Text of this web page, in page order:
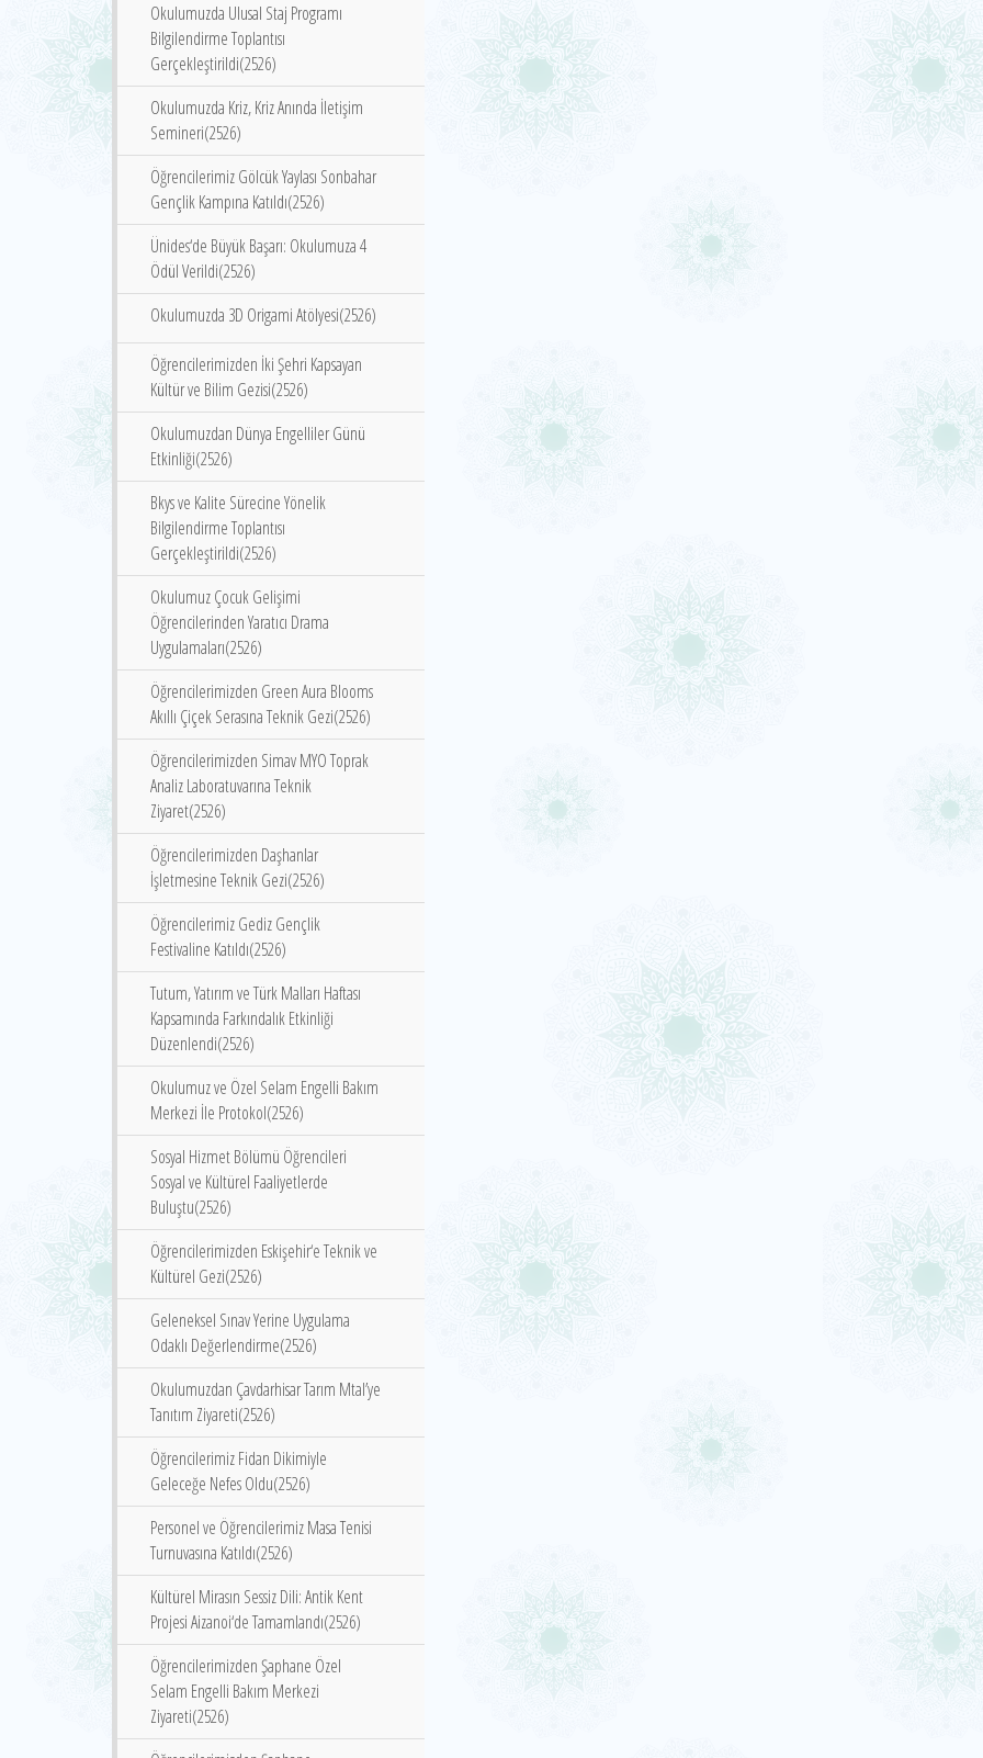
Okulumuzda Ulusal Staj Programı
Bilgilendirme Toplantısı
Gerçekleştirildi(2526)
Okulumuzda Kriz, Kriz Anında İletişim
Semineri(2526)
Öğrencilerimiz Gölcük Yaylası Sonbahar
Gençlik Kampına Katıldı(2526)
Ünides‘de Büyük Başarı: Okulumuza 4
Ödül Verildi(2526)
Okulumuzda 3D Origami Atölyesi(2526)
Öğrencilerimizden İki Şehri Kapsayan
Kültür ve Bilim Gezisi(2526)
Okulumuzdan Dünya Engelliler Günü
Etkinliği(2526)
Bkys ve Kalite Sürecine Yönelik
Bilgilendirme Toplantısı
Gerçekleştirildi(2526)
Okulumuz Çocuk Gelişimi
Öğrencilerinden Yaratıcı Drama
Uygulamaları(2526)
Öğrencilerimizden Green Aura Blooms
Akıllı Çiçek Serasına Teknik Gezi(2526)
Öğrencilerimizden Simav MYO Toprak
Analiz Laboratuvarına Teknik
Ziyaret(2526)
Öğrencilerimizden Daşhanlar
İşletmesine Teknik Gezi(2526)
Öğrencilerimiz Gediz Gençlik
Festivaline Katıldı(2526)
Tutum, Yatırım ve Türk Malları Haftası
Kapsamında Farkındalık Etkinliği
Düzenlendi(2526)
Okulumuz ve Özel Selam Engelli Bakım
Merkezi İle Protokol(2526)
Sosyal Hizmet Bölümü Öğrencileri
Sosyal ve Kültürel Faaliyetlerde
Buluştu(2526)
Öğrencilerimizden Eskişehir‘e Teknik ve
Kültürel Gezi(2526)
Geleneksel Sınav Yerine Uygulama
Odaklı Değerlendirme(2526)
Okulumuzdan Çavdarhisar Tarım Mtal’ye
Tanıtım Ziyareti(2526)
Öğrencilerimiz Fidan Dikimiyle
Geleceğe Nefes Oldu(2526)
Personel ve Öğrencilerimiz Masa Tenisi
Turnuvasına Katıldı(2526)
Kültürel Mirasın Sessiz Dili: Antik Kent
Projesi Aizanoi‘de Tamamlandı(2526)
Öğrencilerimizden Şaphane Özel
Selam Engelli Bakım Merkezi
Ziyareti(2526)